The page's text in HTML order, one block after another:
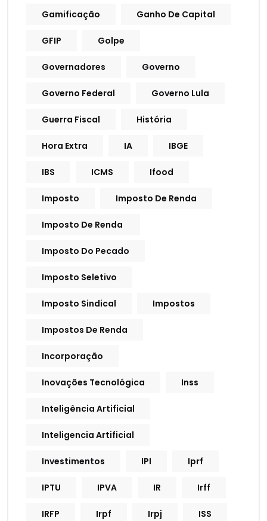
Gamificação Ganho De Capital
GFIP Golpe
Governadores Governo
Governo Federal Governo Lula
Guerra Fiscal História
Hora Extra IA IBGE
IBS ICMS Ifood
Imposto Imposto De Renda
Imposto De Renda
Imposto Do Pecado
Imposto Seletivo
Imposto Sindical Impostos
Impostos De Renda
Incorporação
Inovações Tecnológica Inss
Inteligência Artificial
Inteligencia Artificial
Investimentos IPI Iprf
IPTU IPVA IR Irff
IRFP Irpf Irpj ISS